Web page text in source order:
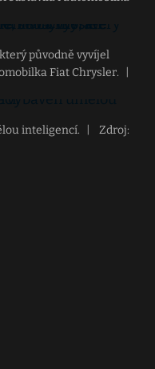
původně vyvíjel
Fiat Chrysler.
inteligencí.
Zdroj: